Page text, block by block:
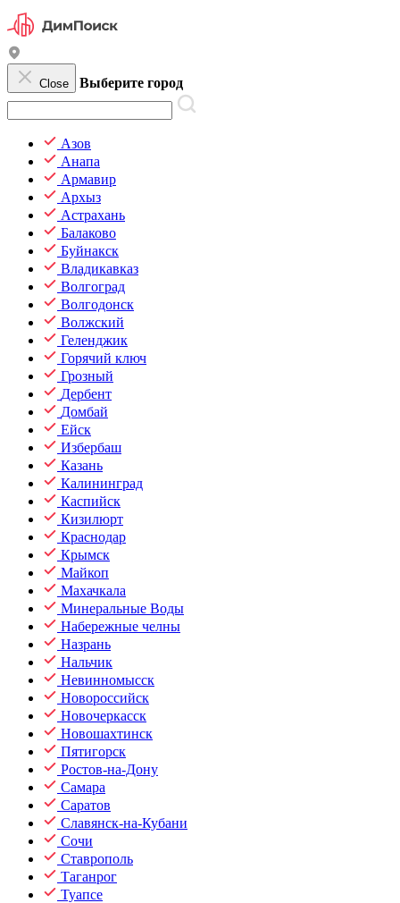
Close Выберите город
Азов
Анапа
Армавир
Архыз
Астрахань
Балаково
Буйнакск
Владикавказ
Волгоград
Волгодонск
Волжский
Геленджик
Горячий ключ
Грозный
Дербент
Домбай
Ейск
Избербаш
Казань
Калининград
Каспийск
Кизилюрт
Краснодар
Крымск
Майкоп
Махачкала
Минеральные Воды
Набережные челны
Назрань
Нальчик
Невинномысск
Новороссийск
Новочеркасск
Новошахтинск
Пятигорск
Ростов-на-Дону
Самара
Саратов
Славянск-на-Кубани
Сочи
Ставрополь
Таганрог
Туапсе